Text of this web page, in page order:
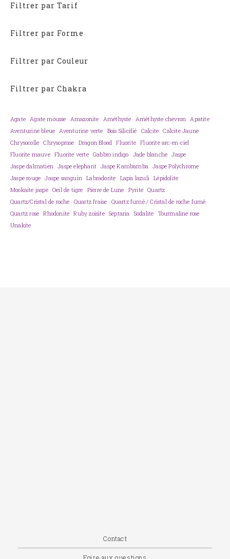
Filtrer par Tarif
Filtrer par Forme
Filtrer par Couleur
Filtrer par Chakra
Agate Agate mousse Amazonite Améthyste Améthyste chevron
Apatite
Aventurine bleue
Aventurine verte Bois Silicifié Calcite
Calcite Jaune
Chrysocolle
Chrysoprase Dragon Blood Fluorite Fluorite arc-en-ciel
Fluorite mauve Fluorite verte Gabbro indigo Jade blanche
Jaspe
Jaspe dalmatien Jaspe elephant Jaspe Kambamba Jaspe Polychrome
Jaspe rouge
Jaspe sanguin Labradorite Lapis lazuli Lépidolite
Mookaïte jaspe Oeil de tigre Pierre de Lune Pyrite Quartz
Quartz/Cristal de roche
Quartz fraise
Quartz fumé / Cristal de roche fumé
Quartz rose
Rhodonite Ruby zoïsite Septaria Sodalite
Tourmaline rose
Unakite
Contact